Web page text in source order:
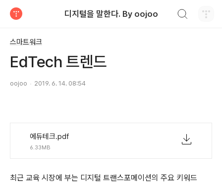
디지털을 말한다. By oojoo
스마트워크
EdTech 트렌드
oojoo 2019. 6. 14. 08:54
에듀테크.pdf
6.33MB
최근 교육 시장에 부는 디지털 트랜스포메이션의 주요 키워드